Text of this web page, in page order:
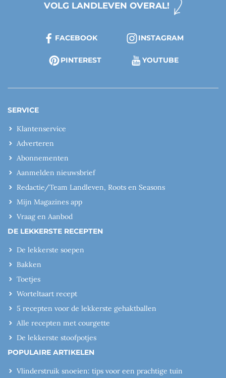
VOLG LANDLEVEN OVERAL!
FACEBOOK INSTAGRAM
PINTEREST YOUTUBE
SERVICE
Klantenservice
Adverteren
Abonnementen
Aanmelden nieuwsbrief
Redactie/Team Landleven, Roots en Seasons
Mijn Magazines app
Vraag en Aanbod
DE LEKKERSTE RECEPTEN
De lekkerste soepen
Bakken
Toetjes
Worteltaart recept
5 recepten voor de lekkerste gehaktballen
Alle recepten met courgette
De lekkerste stoofpotjes
POPULAIRE ARTIKELEN
Vlinderstruik snoeien: tips voor een prachtige tuin